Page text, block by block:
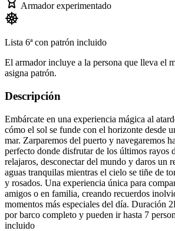
Armador experimentado
Lista 6ª con patrón incluido
El armador incluye a la persona que lleva el
asigna patrón.
Descripción
Embárcate en una experiencia mágica al
cómo el sol se funde con el horizonte desde
mar. Zarparemos del puerto y navegaremos
perfecto donde disfrutar de los últimos rayos
relajaros, desconectar del mundo y daros un
aguas tranquilas mientras el cielo se tiñe de
y rosados. Una experiencia única para
amigos o en familia, creando recuerdos
momentos más especiales del día. Duración
por barco completo y pueden ir hasta 7
incluido